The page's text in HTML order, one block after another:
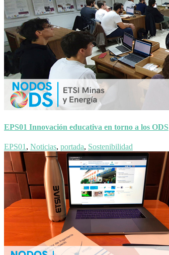
EPS01 Innovación educativa en torno a los ODS
EPS01 , Noticias, portada, Sostenibilidad